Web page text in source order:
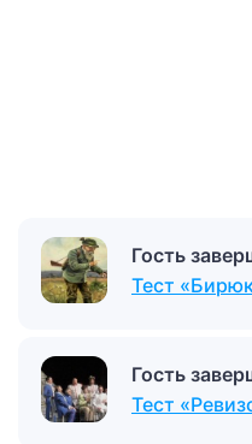
Гость
Тест
Гость
Тест